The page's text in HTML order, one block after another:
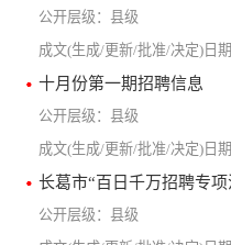
县级
十月份第一期招聘信息
县级
长葛市“百日千万招聘专项
县级